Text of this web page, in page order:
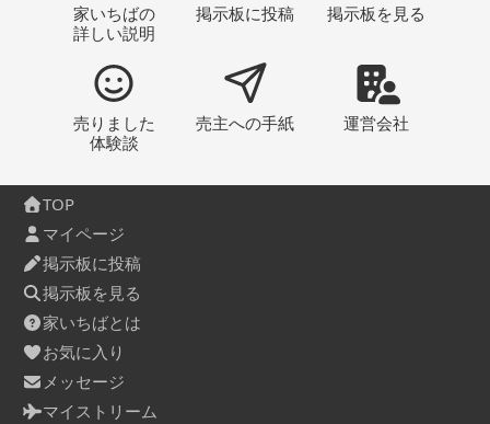
家いちばの
詳しい説明
掲示板に投稿 掲示板 を見る
売りました
体験談
売主への手紙 運営会社
TOP
マイページ
掲示板に投稿
掲示板を見る
家いちばとは
お気に入り
メッセージ
マイストリーム